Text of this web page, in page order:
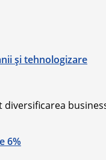
şi tehnologizare
diversificarea
6%